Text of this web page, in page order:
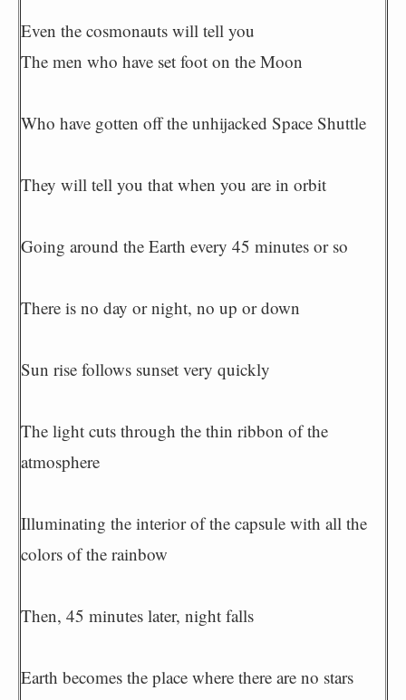
Even the cosmonauts will tell you
The men who have set foot on the Moon
Who have gotten off the unhijacked Space Shuttle
They will tell you that when you are in orbit
Going around the Earth every 45 minutes or so
There is no day or night, no up or down
Sun rise follows sunset very quickly
The light cuts through the thin ribbon of the
atmosphere
Illuminating the interior of the capsule with all the
colors of the rainbow
Then, 45 minutes later, night falls
Earth becomes the place where there are no stars